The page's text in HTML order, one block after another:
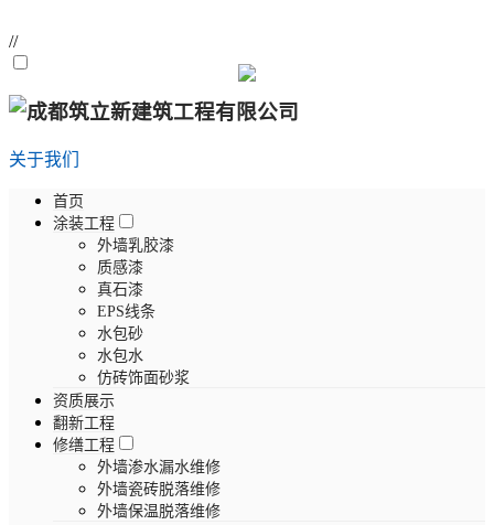
//
关于我们
首页
涂装工程
外墙乳胶漆
质感漆
真石漆
EPS线条
水包砂
水包水
仿砖饰面砂浆
资质展示
翻新工程
修缮工程
外墙渗水漏水维修
外墙瓷砖脱落维修
外墙保温脱落维修